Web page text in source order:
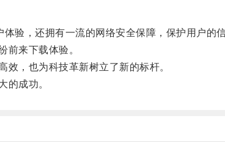
，还拥有一流的网络安全保障，保护用户的信
来下载体验。
，也为科技革新树立了新的标杆。
成功。